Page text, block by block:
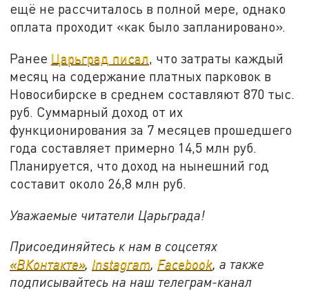
ещё не рассчиталось в полной мере, однако
оплата проходит «как было запланировано».
Ранее Царьград писал, что затраты каждый
месяц на содержание платных парковок в
Новосибирске в среднем составляют 870 тыс.
руб. Суммарный доход от их
функционирования за 7 месяцев прошедшего
года составляет примерно 14,5 млн руб.
Планируется, что доход на нынешний год
составит около 26,8 млн руб.
Уважаемые читатели Царьграда!
Присоединяйтесь к нам в соцсетях
«ВКонтакте», Instagram, Facebook, а также
подписывайтесь на наш телеграм-канал